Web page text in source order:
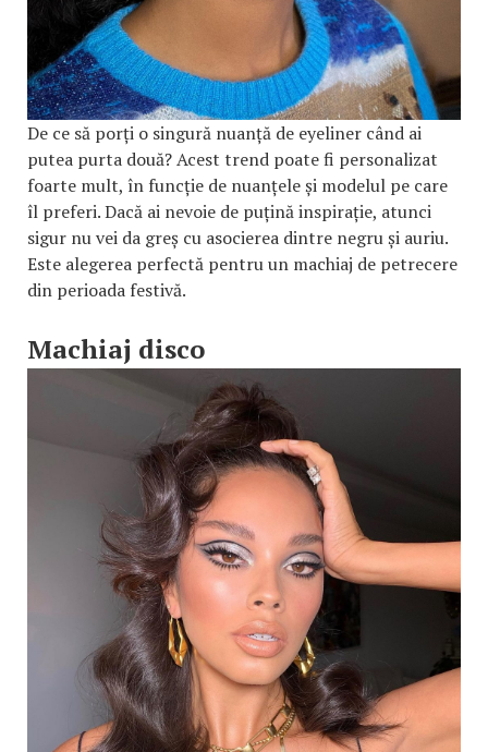
De ce să porți o singură nuanță de eyeliner când ai
putea purta două? Acest trend poate fi personalizat
foarte mult, în funcție de nuanțele și modelul pe care
îl preferi. Dacă ai nevoie de puțină inspirație, atunci
sigur nu vei da greș cu asocierea dintre negru și auriu.
Este alegerea perfectă pentru un machiaj de petrecere
din perioada festivă.
Machiaj disco